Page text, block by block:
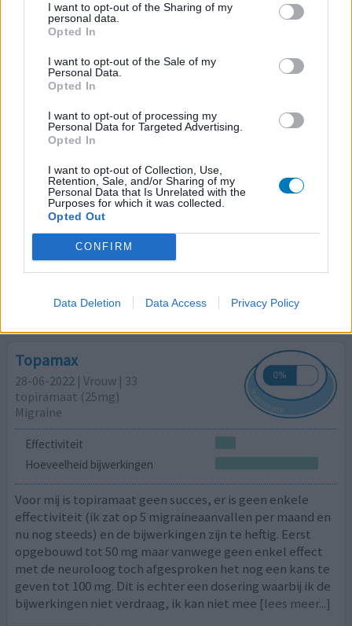
I want to opt-out of the Sharing of my
personal data.
Opted In
I want to opt-out of the Sale of my
Personal Data.
Opted In
I want to opt-out of processing my
Personal Data for Targeted Advertising.
Opted In
I want to opt-out of Collection, Use,
Retention, Sale, and/or Sharing of my
Personal Data that Is Unrelated with the
Purposes for which it was collected.
Opted Out
CONFIRM
Data Deletion Data Access Privacy Policy
geef mening 0 reacties
Topamax
20-07-2022 | Vrouw | 42
topiramaat (50mg)
Migraine
Hoeveelheid bijwerkingen
Dit was echt by far het meest vreselijke middel dat ik ooit
geslikt heb. Één en al bijwerkingen, bijna erger dan de
kwaal. Reden genoeg geweest om te stoppen en een
ander medicijn te proberen.
geef mening 0 reacties
Topamax
28-06-2022 | Vrouw | 33
topiramaat (25mg)
Migraine
Effectiviteit
Hoeveelheid bijwerkingen
Voor mij is topiramaat geen succes, er is geen enkele
effectiviteit (ik zat op 5 migraineaanvallen per maand en
nu nog steeds) en de bijwerkingen zijn te heftig. Eerst
opgebouwd tot 50 mg maar vanwege geen enkel effect
met de neuroloog toch afgesproken het nog een kans te
geven tot 100 mg. Dit is echter een dosering waarbij ik de
bijwerkingen niet verdraag, ik kan niet mee [lees meer...]